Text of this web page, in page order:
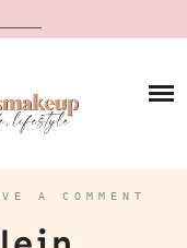
A COMMENT